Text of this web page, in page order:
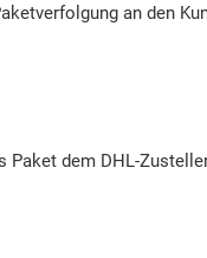
an den
Paket dem DHL-